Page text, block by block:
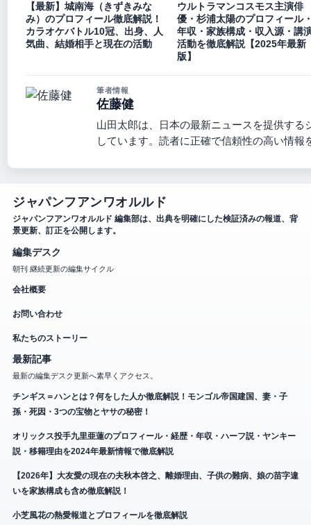
【最新】城南海（きずきみな
み）のプロフィール徹底解説！
カラオケバトル10冠、出身、人
気曲、結婚相手と現在の活動
ウルトラマンコスモス主演俳
優・杉浦太陽のプロフィール
年収・家族構成・収入源・講
活動を徹底解説【2025年最新
版】
筆者情報
佐藤健
山田太郎は、日本の最新ニュースを提供す
しています。読者に正確で信頼性の高い情
ジャパンフアンワオルルド
ジャパンフアンワオルルド 編集部は、出典を明確にした検証済みの報道、背
景更新、訂正を公開します。
編集デスク
朝刊 継続更新の編集サイクル
会社概要
お問い合わせ
私たちのストーリー
最新記事
最新の編集デスク更新へ素早くアクセス。
チンギス＝ハンとは？何をした人か徹底解説！モンゴル帝国建国、妻・子
孫・死因・3つの宝物とヤサの秘密！
オリックス投手九里亜蓮のプロフィール・経歴・年収・ハーフ説・ヤンキー
説・移籍理由を2024年最新情報で徹底解説
【2026年】大友愛の現在の夫秋本啓之、離婚理由、子供の難病、娘の苗字違
いを家族構成も含め徹底解説！
小芝風花の熱愛報道とプロフィールを徹底解説